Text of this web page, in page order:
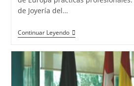
de Joyería del…
Continuar LeyendoLos
Ciclos
De
Joyería
Artística
Acceden